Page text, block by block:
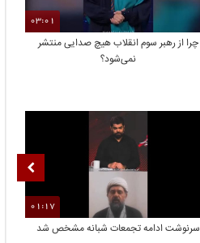
03:01
چرا از رهبر سوم انقلاب هیچ صدایی منتشر
نمی‌شود؟
01:17
سرنوشت ادامه تجمعات شبانه مشخص شد